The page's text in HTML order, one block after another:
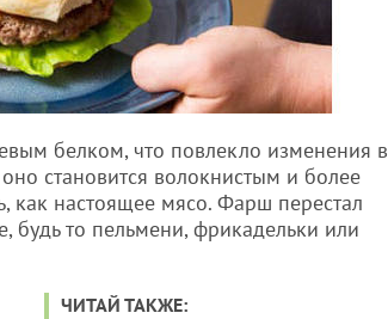
белком, что повлекло изменения в
становится волокнистым и более
как настоящее мясо. Фарш перестал
будь то пельмени, фрикадельки или
ЧИТАЙ ТАКЖЕ: